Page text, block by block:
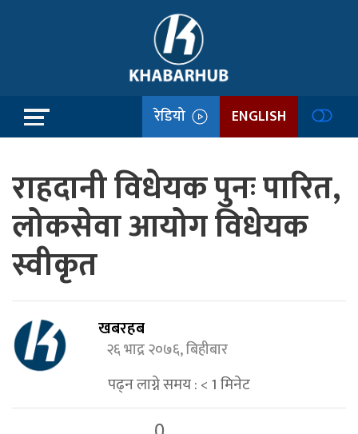
रेडियो ENGLISH
राहदानी विधेयक पुनः पारित,
लोकसेवा आयोग विधेयक
स्वीकृत
खबरहब
२६ भाद्र २०७६, बिहीबार
पढ्न लाग्ने समय :< 1मिनेट